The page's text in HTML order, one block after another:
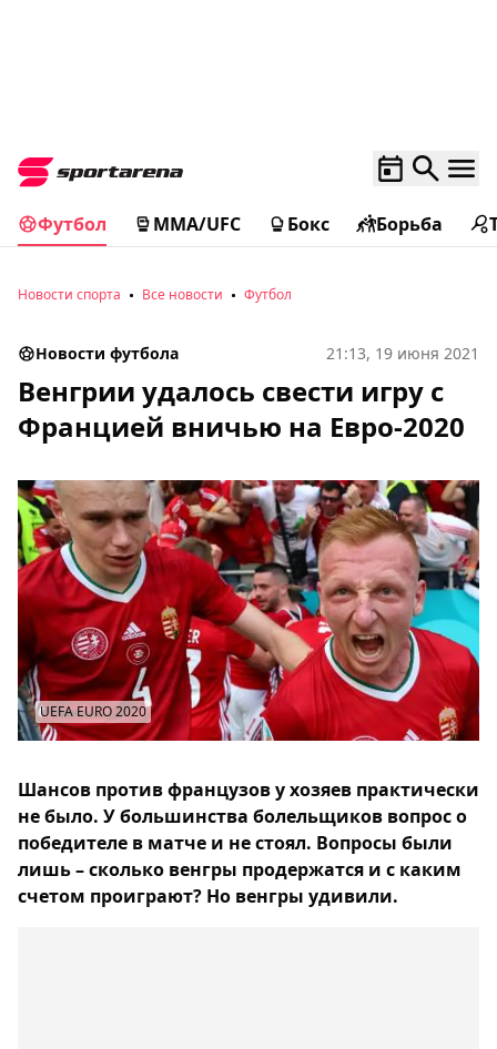
Футбол MMA/UFC Бокс Борьба
Новости спорта Все новости Футбол
Новости футбола 21:13, 19 июня 2021
Венгрии удалось свести игру с
Францией вничью на Евро-2020
UEFA EURO 2020
Шансов против французов у хозяев практически
не было. У большинства болельщиков вопрос о
победителе в матче и не стоял. Вопросы были
лишь – сколько венгры продержатся и с каким
счетом проиграют? Но венгры удивили.